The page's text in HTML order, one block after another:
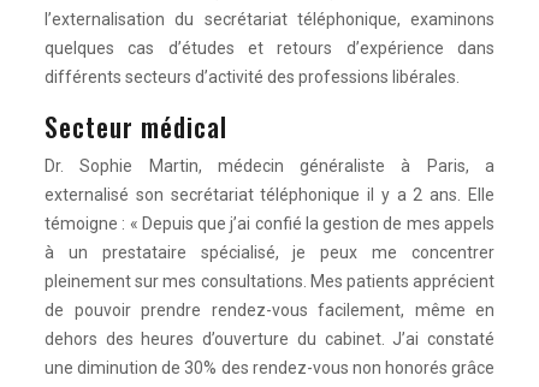
l’externalisation du secrétariat téléphonique, examinons
quelques cas d’études et retours d’expérience dans
différents secteurs d’activité des professions libérales.
Secteur médical
Dr. Sophie Martin, médecin généraliste à Paris, a
externalisé son secrétariat téléphonique il y a 2 ans. Elle
témoigne : « Depuis que j’ai confié la gestion de mes appels
à un prestataire spécialisé, je peux me concentrer
pleinement sur mes consultations. Mes patients apprécient
de pouvoir prendre rendez-vous facilement, même en
dehors des heures d’ouverture du cabinet. J’ai constaté
une diminution de 30% des rendez-vous non honorés grâce